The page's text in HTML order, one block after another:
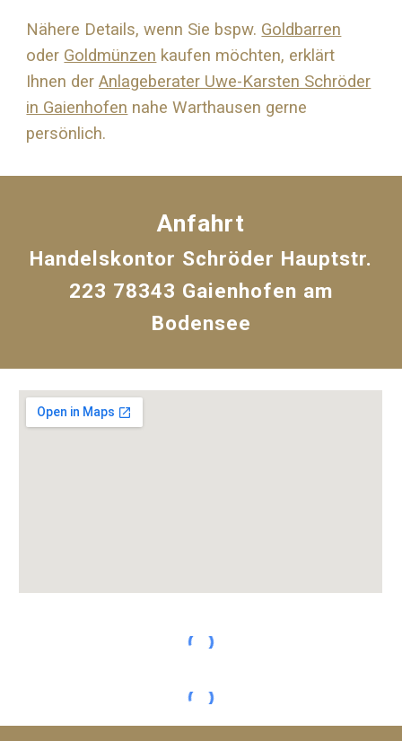
Nähere Details, wenn Sie bspw. Goldbarren
oder Goldmünzen kaufen möchten, erklärt
Ihnen derAnlageberater Uwe-Karsten Schröder
in Gaienhofen naheWarthausen gerne
persönlich.
Anfahrt
Handelskontor Schröder Hauptstr.
223 78343 Gaienhofen am
Bodensee